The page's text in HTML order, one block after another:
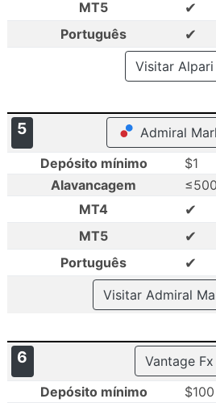
MT5 ✔
Português ✔
Visitar Alpari
5
Admiral
Depósito mínimo
$1
Alavancagem
MT4
✔
MT5 ✔
Português ✔
Visitar Admiral
6
Vantage Fx
Depósito mínimo
$100